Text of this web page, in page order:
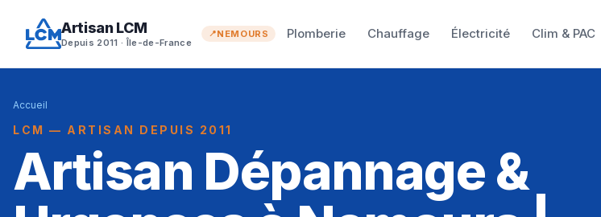
Artisan LCM
Depuis 2011 · Île-de-France
NEMOURS Plomberie Chauffage Électricité Clim & PAC
Accueil
LCM — ARTISAN DEPUIS 2011
Artisan Dépannage &